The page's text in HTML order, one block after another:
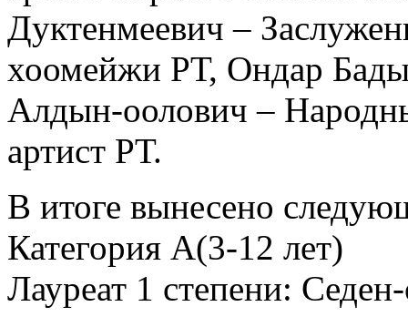
Дуктенмеевич –
хоомейжи РТ, Ондар
Алдын-оолович –
артист РТ.
В итоге вынесено
Категория А(3-12 лет)
Лауреат 1 степени: